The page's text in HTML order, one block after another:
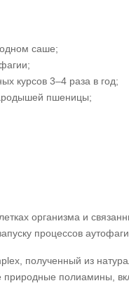
саше;
курсов 3–4 раза в год;
пшеницы;
организма и
процессов
полученный из
полиамины,